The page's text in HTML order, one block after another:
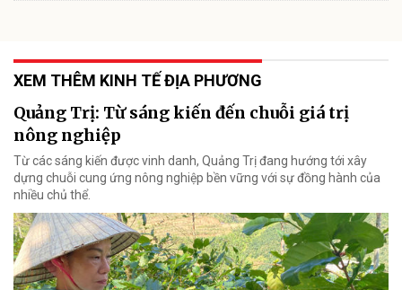
XEM THÊM KINH TẾ ĐỊA PHƯƠNG
Quảng Trị: Từ sáng kiến đến chuỗi giá trị
nông nghiệp
Từ các sáng kiến được vinh danh, Quảng Trị đang hướng tới xây
dựng chuỗi cung ứng nông nghiệp bền vững với sự đồng hành của
nhiều chủ thể.